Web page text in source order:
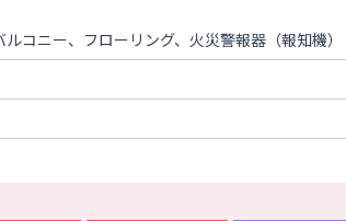
コニー、フローリング、火災警報器（報知機）